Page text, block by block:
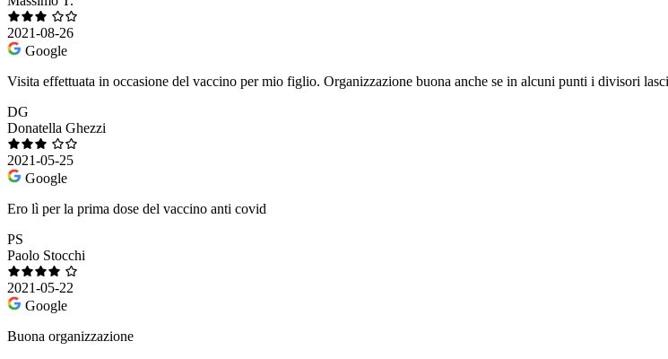
2021-08-26
Google
Visita effettuata in occasione del vaccino per mio figlio. Organizzazione buona anche se in alcuni punti i divisori
DG
Donatella Ghezzi
2021-05-25
Google
Ero lì per la prima dose del vaccino anti covid
PS
Paolo Stocchi
2021-05-22
Google
Buona organizzazione